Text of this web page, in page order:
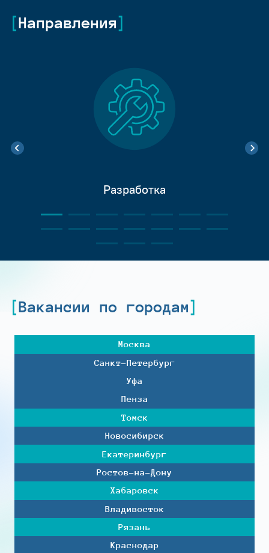
Направления
Разработка
Вакансии по городам
Москва
Санкт-Петербург
Уфа
Пенза
Томск
Новосибирск
Екатеринбург
Ростов-на-Дону
Хабаровск
Владивосток
Рязань
Краснодар